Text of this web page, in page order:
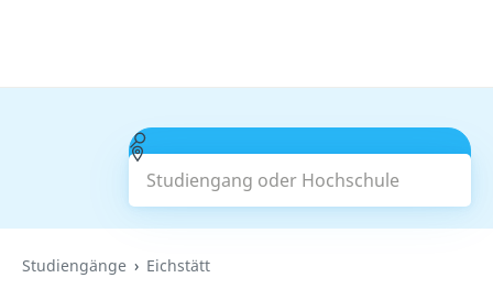
Studiengang oder Hochschule
Suchen
Studiengänge Eichstätt